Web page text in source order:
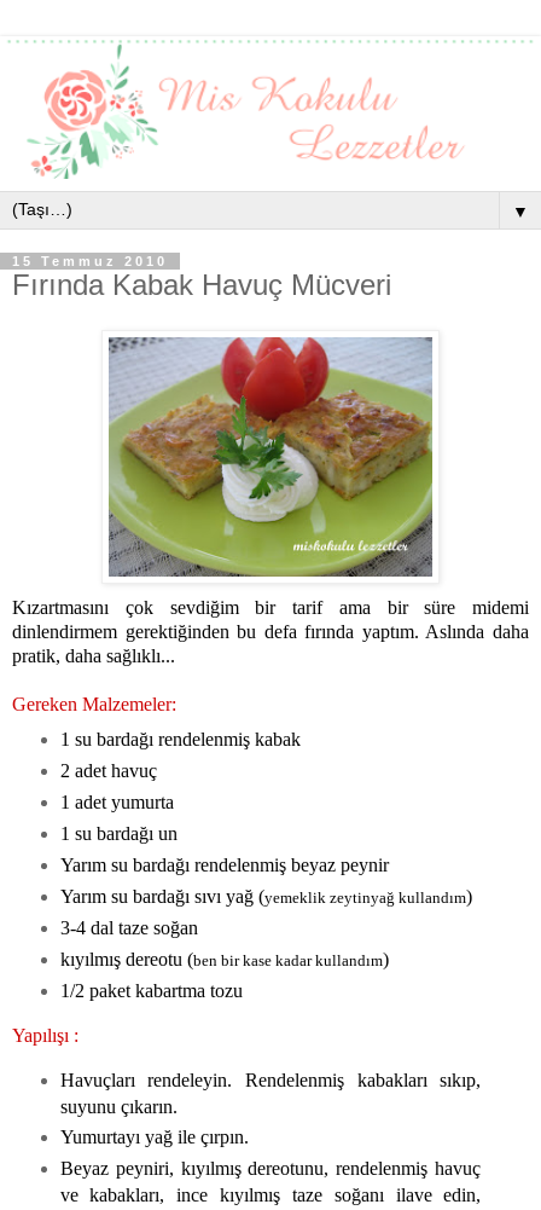
▼
15 Temmuz 2010
Fırında Kabak Havuç Mücveri
Kızartmasını çok sevdiğim bir tarif ama bir süre midemi
dinlendirmem gerektiğinden bu defa fırında yaptım. Aslında daha
pratik, daha sağlıklı...
Gereken Malzemeler:
1 su bardağı rendelenmiş kabak
2 adet havuç
1 adet yumurta
1 su bardağı un
Yarım su bardağı rendelenmiş beyaz peynir
Yarım su bardağı sıvı yağ (yemeklik zeytinyağ kullandım)
3-4 dal taze soğan
kıyılmış dereotu (ben bir kase kadar kullandım)
1/2 paket kabartma tozu
Yapılışı :
Havuçları rendeleyin. Rendelenmiş kabakları sıkıp,
suyunu çıkarın.
Yumurtayı yağ ile çırpın.
Beyaz peyniri, kıyılmış dereotunu, rendelenmiş havuç
ve kabakları, ince kıyılmış taze soğanı ilave edin,